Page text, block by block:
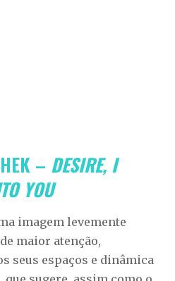
– DESIRE, I
YOU
imagem levemente
maior atenção,
seus espaços e dinâmica